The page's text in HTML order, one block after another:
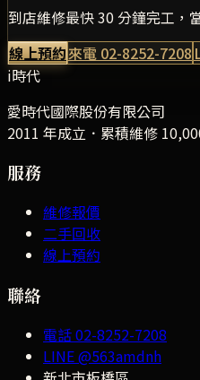
到店維修最快 30 分鐘完工，
線上預約來電 02-8252-7208
i時代
愛時代國際股份有限公司
2011 年成立．累積維修
服務
維修報價
二手回收
線上預約
聯絡
電話02-8252-7208
LINE@563amdnh